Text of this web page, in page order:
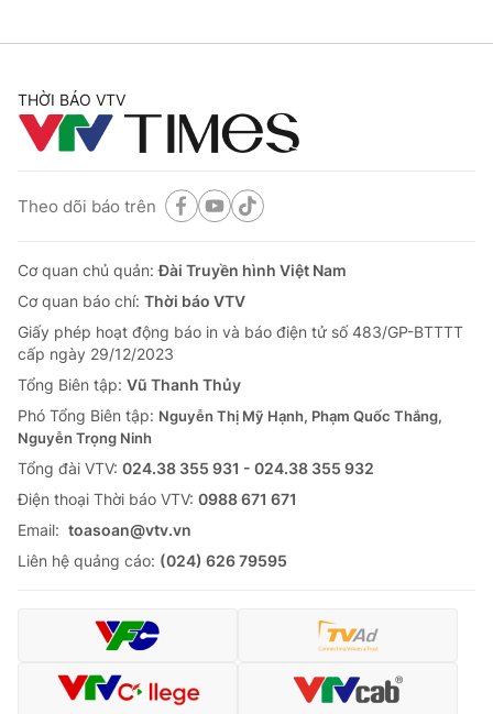
THỜI BÁO VTV
Theo dõi báo trên
Cơ quan chủ quản:Đài Truyền hình Việt Nam
Cơ quan báo chí: Thời báo VTV
Giấy phép hoạt động báo in và báo điện tử số 483/GP-BTTTT
cấp ngày 29/12/2023
Tổng Biên tập: Vũ Thanh Thủy
Phó Tổng Biên tập: Nguyễn Thị Mỹ Hạnh, Phạm Quốc Thắng,
Nguyễn Trọng Ninh
Tổng đài VTV: 024.38 355 931 - 024.38 355 932
Ðiện thoại Thời báo VTV: 0988 671 671
Email: toasoan@vtv.vn
Liên hệ quảng cáo: (024) 626 79595